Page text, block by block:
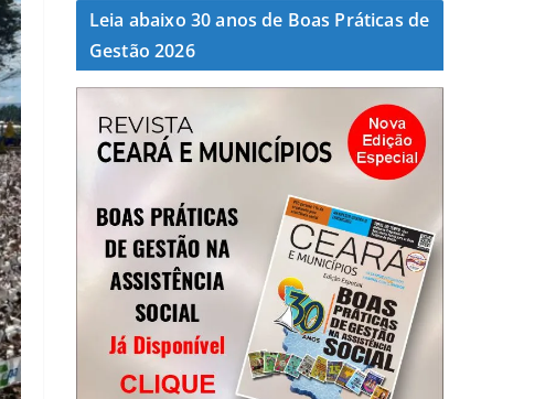
Leia abaixo 30 anos de Boas Práticas de
Gestão 2026